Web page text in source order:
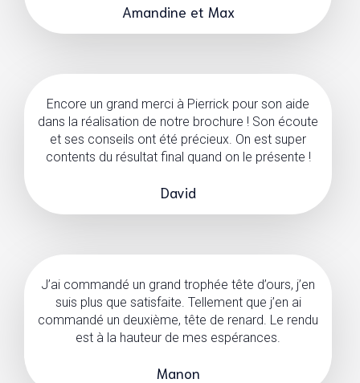
Amandine et Max
Encore un grand merci à Pierrick pour son aide
dans la réalisation de notre brochure ! Son écoute
et ses conseils ont été précieux. On est super
contents du résultat final quand on le présente !
David
J’ai commandé un grand trophée tête d’ours, j’en
suis plus que satisfaite. Tellement que j’en ai
commandé un deuxième, tête de renard. Le rendu
est à la hauteur de mes espérances.
Manon